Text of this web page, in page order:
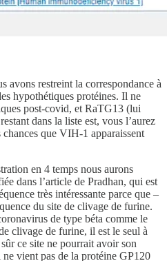
avons restreint la correspondance à
hypothétiques protéines. Il ne
post-covid, et RaTG13 (lui
dans la liste est, vous l’aurez
que VIH-1 apparaissent
en 4 temps nous aurons
dans l’article de Pradhan, qui est
très intéressante parce que –
du site de clivage de furine.
de type béta comme le
clivage de furine, il est le seul à
ce site ne pourrait avoir son
vient pas de la protéine GP120